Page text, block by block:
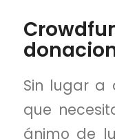
Sin lugar a
que
ánimo de